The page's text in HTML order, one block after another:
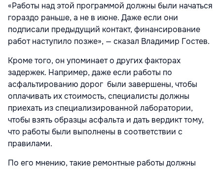
«Работы над этой программой должны были начаться
гораздо раньше, а не в июне. Даже если они
подписали предыдущий контакт, финансирование
работ наступило позже», — сказал Владимир Гостев.
Кроме того, он упоминает о других факторах
задержек. Например, даже если работы по
асфальтированию дорог были завершены, чтобы
оплачивать их стоимость, специалисты должны
приехать из специализированной лаборатории,
чтобы взять образцы асфальта и дать вердикт тому,
что работы были выполнены в соответствии с
правилами.
По его мнению, такие ремонтные работы должны